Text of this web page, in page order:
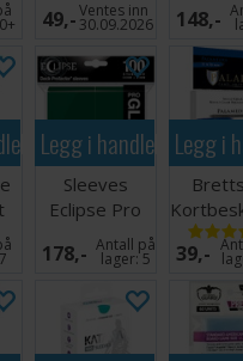
44x63
49,-Ventes inn
30.09.2026 148,-
7
Legg i handlekurven
Sleeves
Eclipse Pro
Gloss Grønn
x100
178,- Antall på
lager:5
Legg i
55 stk
39,-